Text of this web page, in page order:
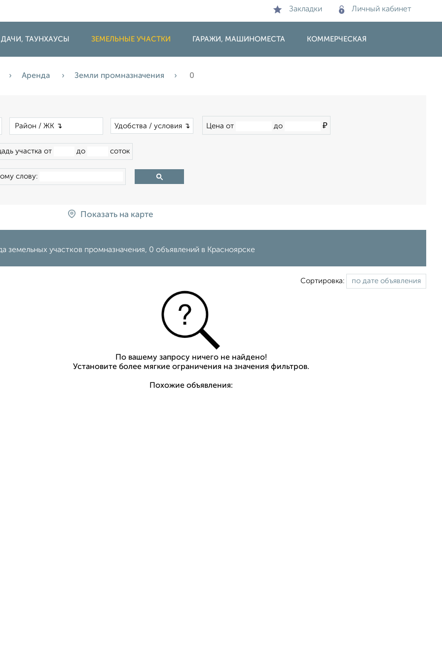
Закладки Личный кабинет
ТАУНХАУСЫ ЗЕМЕЛЬНЫЕ УЧАСТКИ ГАРАЖИ, МАШИНОМЕСТА КОММЕРЧЕСКАЯ
Аренда Земли промназначения 0
Удобства / условия ↴ Цена от до ₽
участка от до соток
слову:
Показать на карте
земельных участков промназначения, 0 объявлений в Красноярске
Сортировка:
По вашему запросу ничего не найдено!
Установите более мягкие ограничения на значения фильтров.
Похожие объявления: